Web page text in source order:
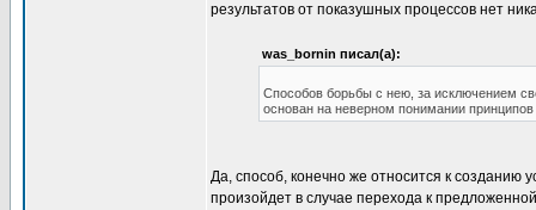
результатов от показушных процессов нет
was_bornin писал(а):
Способов борьбы с нею, за исключением
основан на неверном понимании
Да, способ, конечно же относится к созданию
произойдет в случае перехода к